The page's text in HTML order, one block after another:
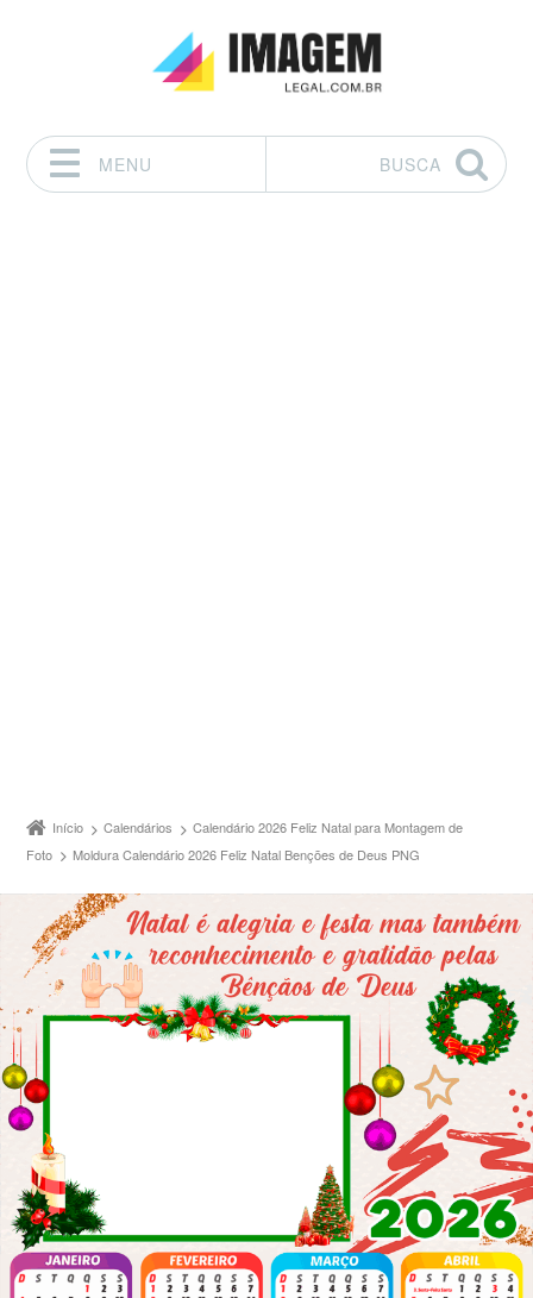
MENU
BUSCA
Início Calendários
Calendário 2026 Feliz Natal para Montagem de
Foto
Moldura Calendário 2026 Feliz Natal Benções de Deus PNG